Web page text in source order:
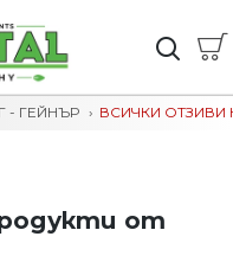
Г - ГЕЙНЪР ВСИЧКИ ОТЗИВИ
от